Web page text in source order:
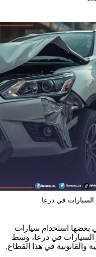
في درعا
بعضها استخدام سيارات
السيارات في درعا، وسط
والقانونية في هذا القطاع.